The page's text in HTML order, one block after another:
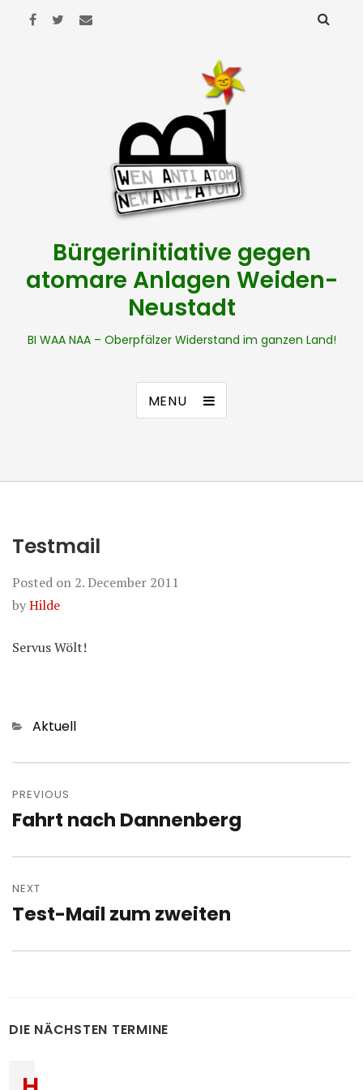
Bürgerinitiative gegen
atomare Anlagen Weiden-
Neustadt
BI WAA NAA – Oberpfälzer Widerstand im ganzen Land!
MENU
Testmail
Posted on 2. December 2011
byHilde
Servus Wölt!
Categories
Aktuell
navigation
PREVIOUS
Previous
Fahrt nach Dannenberg
NEXT
Next
Test-Mail zum zweiten
DIE NÄCHSTEN TERMINE